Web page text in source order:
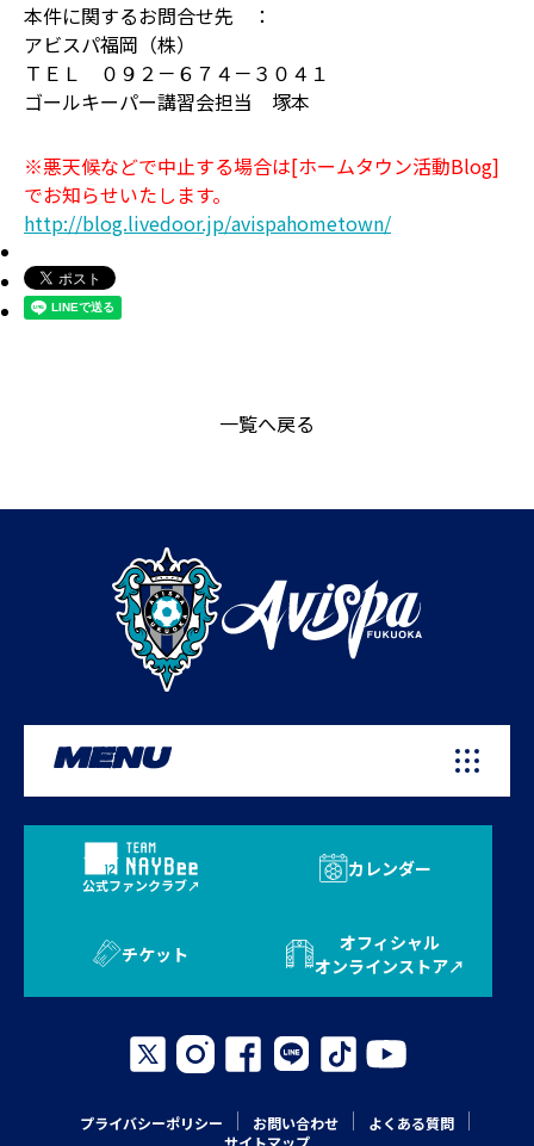
本件に関するお問合せ先 ：
アビスパ福岡（株）
ＴＥＬ ０９２－６７４－３０４１
ゴールキーパー講習会担当 塚本
※悪天候などで中止する場合は[ホームタウン活動Blog]
でお知らせいたします。
http://blog.livedoor.jp/avispahometown/
一覧へ戻る
MENU
公式ファンクラブ
カレンダー
チケット
オフィシャル
オンラインストア
プライバシーポリシー お問い合わせ
よくある質問
サイトマップ